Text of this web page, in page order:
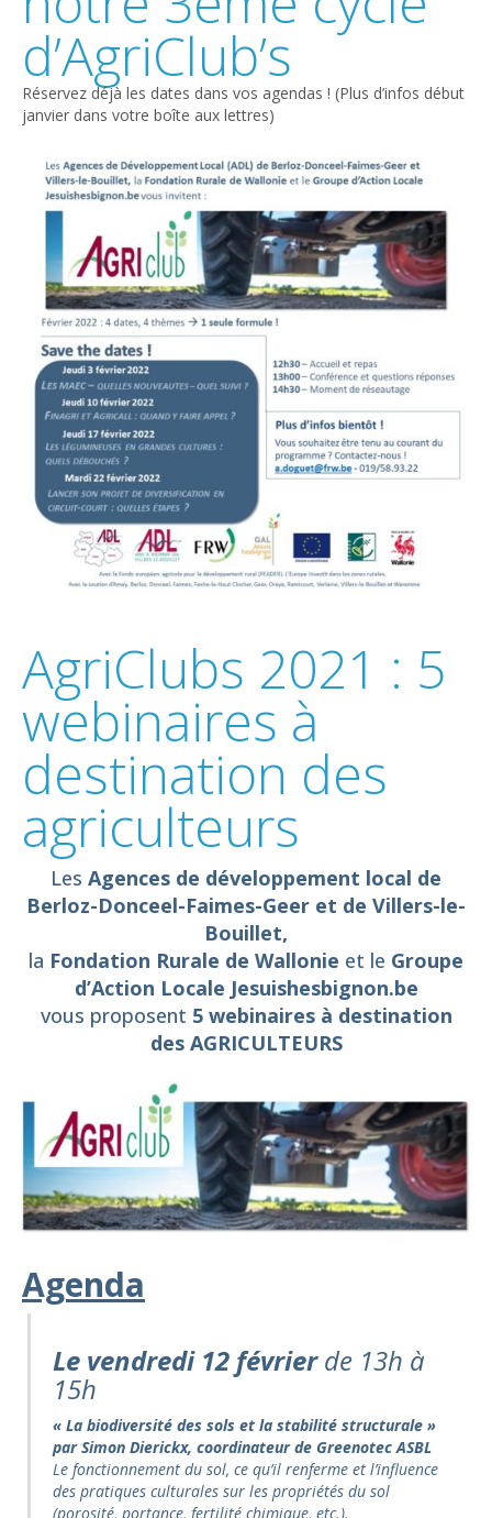
d’AgriClub’s
Réservez déjà les dates dans vos agendas ! (Plus d’infos début
janvier dans votre boîte aux lettres)
AgriClubs 2021 : 5
webinaires à
destination des
agriculteurs
Les Agences de développement local de
Berloz-Donceel-Faimes-Geer et de Villers-le-
Bouillet,
la Fondation Rurale de Wallonie et le Groupe
d’Action Locale Jesuishesbignon.be
vous proposent 5 webinaires à destination
des AGRICULTEURS
Agenda
Le vendredi 12 févrierde 13h à
15h
« La biodiversité des sols et la stabilité structurale »
par Simon Dierickx, coordinateur de Greenotec ASBL
Le fonctionnement du sol, ce qu’il renferme et l’influence
des pratiques culturales sur les propriétés du sol
(porosité, portance, fertilité chimique, etc.).